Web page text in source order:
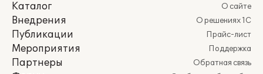
Каталог
Внедрения
Публикации
Мероприятия
Партнеры
О сайте
О решениях 1С
Прайс-лист
Поддержка
Обратная связь